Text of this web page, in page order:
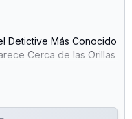
Detictive Más Conocido
Cerca de las Orillas
Tormenta y Nadie
Detective del Mundo